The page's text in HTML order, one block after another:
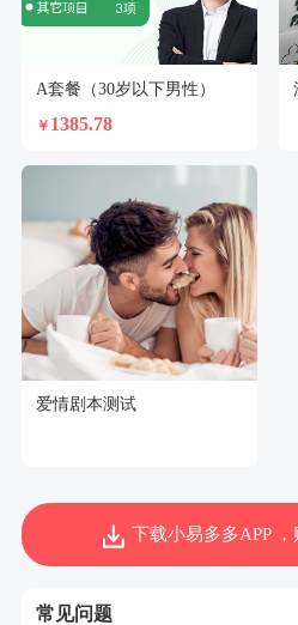
A套餐（30岁以下男性）
￥ 1385.78
爱情剧本测试
下载小易多多APP ，
常见问题